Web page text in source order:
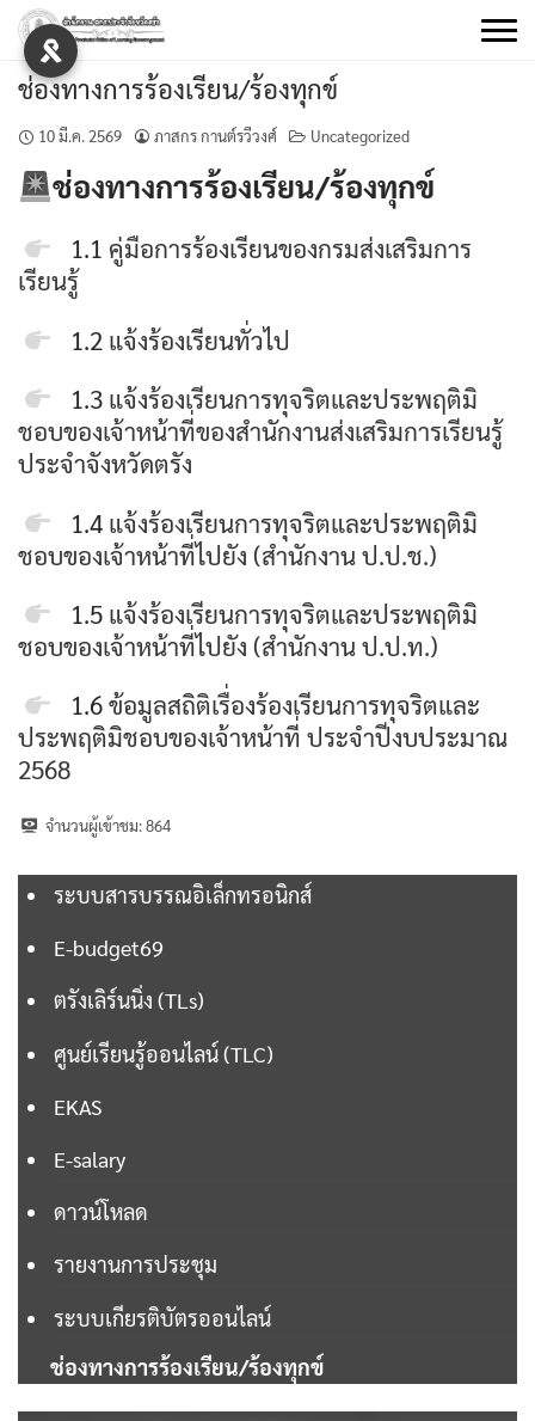
Skip
content







ช่องทางการร้องเรียน/ร้องทุกข์
10 มี.ค. 2569 ภาสกร กานต์รวีวงศ์ Uncategorized
ช่องทางการร้องเรียน/ร้องทุกข์
1.1 คู่มือการร้องเรียนของกรมส่งเสริมการ
เรียนรู้
1.2 แจ้งร้องเรียนทั่วไป
1.3 แจ้งร้องเรียนการทุจริตและประพฤติมิ
ชอบของเจ้าหน้าที่ของสำนักงานส่งเสริมการเรียนรู้
ประจำจังหวัดตรัง
1.4 แจ้งร้องเรียนการทุจริตและประพฤติมิ
ชอบของเจ้าหน้าที่ไปยัง (สำนักงาน ป.ป.ช.)
1.5 แจ้งร้องเรียนการทุจริตและประพฤติมิ
ชอบของเจ้าหน้าที่ไปยัง (สำนักงาน ป.ป.ท.)
1.6ข้อมูลสถิติเรื่องร้องเรียนการทุจริตและ
ประพฤติมิชอบของเจ้าหน้าที่ ประจำปีงบประมาณ
2568
จำนวนผู้เข้าชม:864
ระบบสารบรรณอิเล็กทรอนิกส์
E-budget69
ตรังเลิร์นนิ่ง (TLs)
ศูนย์เรียนรู้ออนไลน์ (TLC)
EKAS
E-salary
ดาวน์โหลด
รายงานการประชุม
ระบบเกียรติบัตรออนไลน์
ช่องทางการร้องเรียน/ร้องทุกข์